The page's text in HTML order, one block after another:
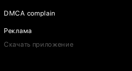
DMCA complain
Реклама
Скачать приложение